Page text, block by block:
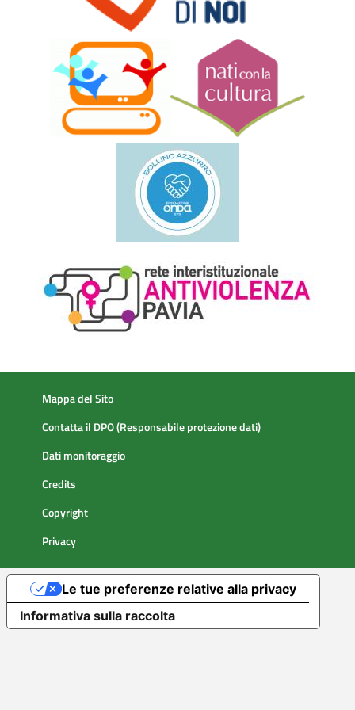
Mappa del Sito
Contatta il DPO (Responsabile protezione dati)
Dati monitoraggio
Credits
Copyright
Privacy
Informativa sulla raccolta
Le tue preferenze relative alla privacy